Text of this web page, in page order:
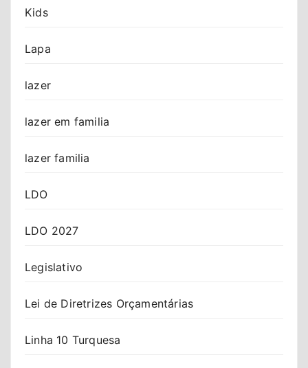
Kids
Lapa
lazer
lazer em familia
lazer familia
LDO
LDO 2027
Legislativo
Lei de Diretrizes Orçamentárias
Linha 10 Turquesa